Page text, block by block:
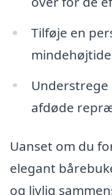
Tilføje en
Understrege
afdøde
Uanset om du
elegant
og livlig